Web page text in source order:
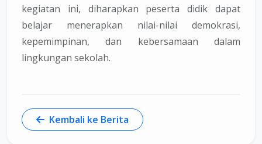
kegiatan ini, diharapkan peserta didik dapat
belajar menerapkan nilai-nilai demokrasi,
kepemimpinan, dan kebersamaan dalam
lingkungan sekolah.
Kembali ke Berita